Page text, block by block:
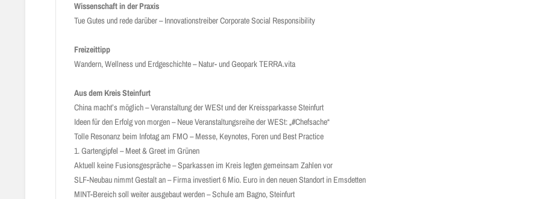
Wissenschaft in der Praxis
Tue Gutes und rede darüber – Innovationstreiber Corporate Social Responsibility
Freizeittipp
Wandern, Wellness und Erdgeschichte – Natur- und Geopark TERRA.vita
Aus dem Kreis Steinfurt
China macht’s möglich – Veranstaltung der WESt und der Kreissparkasse Steinfurt
Ideen für den Erfolg von morgen – Neue Veranstaltungsreihe der WESt: „#Chefsache“
Tolle Resonanz beim Infotag am FMO – Messe, Keynotes, Foren und Best Practice
1. Gartengipfel – Meet & Greet im Grünen
Aktuell keine Fusionsgespräche – Sparkassen im Kreis legten gemeinsam Zahlen vor
SLF-Neubau nimmt Gestalt an – Firma investiert 6 Mio. Euro in den neuen Standort in Emsdetten
MINT-Bereich soll weiter ausgebaut werden – Schule am Bagno, Steinfurt